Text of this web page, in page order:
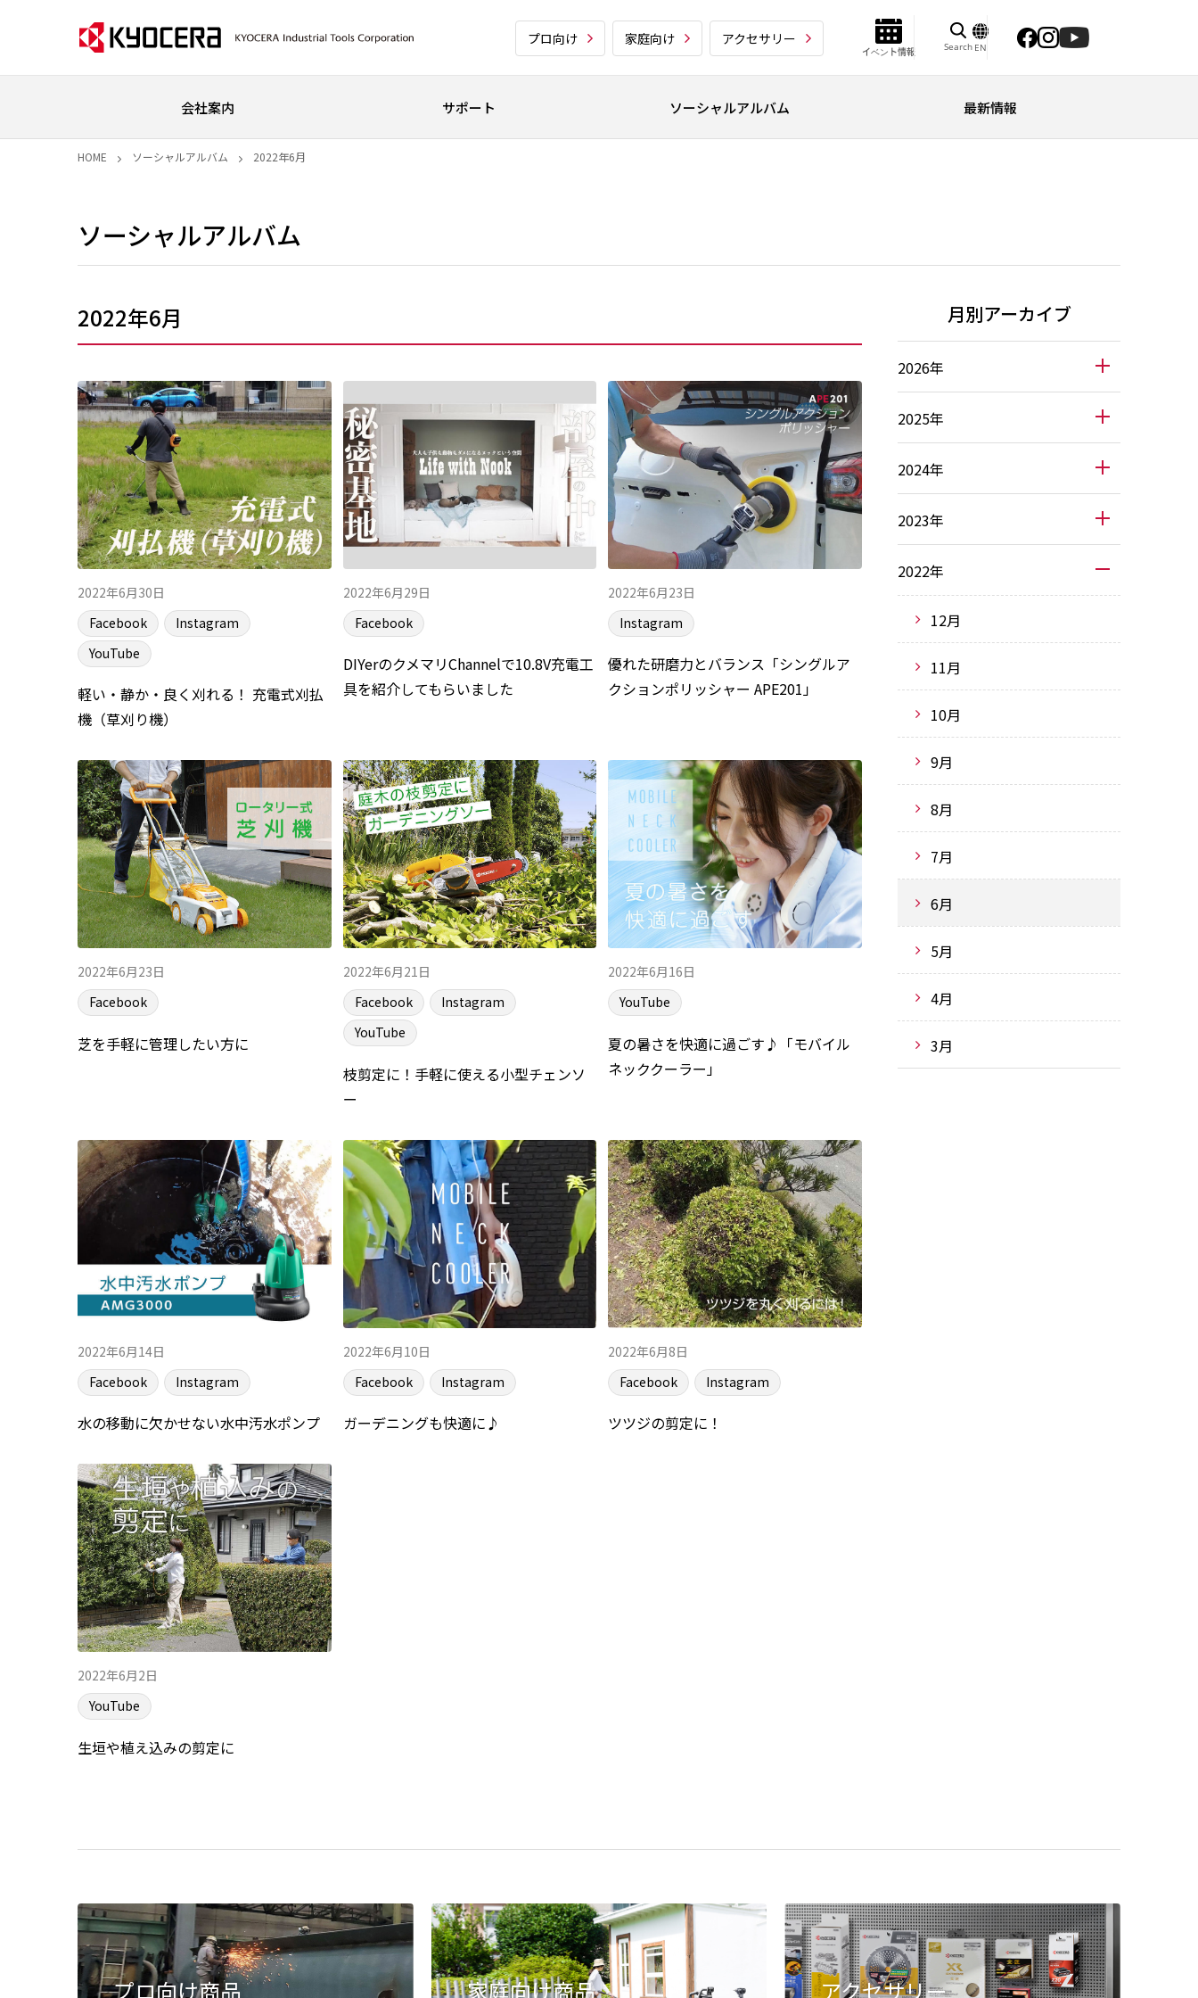
プロ向け 家庭向け アクセサリー
イベント情報 Search EN
会社案内 サポート ソーシャルアルバム 最新情報
HOME ソーシャルアルバム 2022年6月
ソーシャルアルバム
2022年6月
2022年6月30日
Facebook
Instagram
YouTube
軽い・静か・良く刈れる！ 充電式刈払
機（草刈り機）
2022年6月29日
Facebook
DIYerのクメマリChannelで10.8V充電工
具を紹介してもらいました
2022年6月23日
Instagram
優れた研磨力とバランス「シングルア
クションポリッシャー APE201」
2022年6月23日
Facebook
芝を手軽に管理したい方に
2022年6月21日
Facebook
Instagram
YouTube
枝剪定に！手軽に使える小型チェンソ
ー
2022年6月16日
YouTube
夏の暑さを快適に過ごす♪「モバイル
ネッククーラー」
2022年6月14日
Facebook
Instagram
水の移動に欠かせない水中汚水ポンプ
2022年6月10日
Facebook
Instagram
ガーデニングも快適に♪
2022年6月8日
Facebook
Instagram
ツツジの剪定に！
2022年6月2日
YouTube
生垣や植え込みの剪定に
月別アーカイブ
2026年
2025年
2024年
2023年
2022年
12月
11月
10月
9月
8月
7月
6月
5月
4月
3月
プロ向け商品 家庭向け商品 アクセサリー